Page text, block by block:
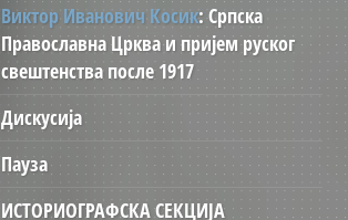
Виктор Иванович Косик: Српска
Православна Црква и пријем руског
свештенства после 1917
Дискусија
Пауза
ИСТОРИОГРАФСКА СЕКЦИЈА